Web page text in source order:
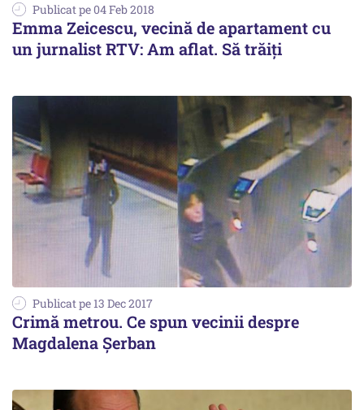
Publicat pe 04 Feb 2018
Emma Zeicescu, vecină de apartament cu
un jurnalist RTV: Am aflat. Să trăiți
Publicat pe 13 Dec 2017
Crimă metrou. Ce spun vecinii despre
Magdalena Șerban